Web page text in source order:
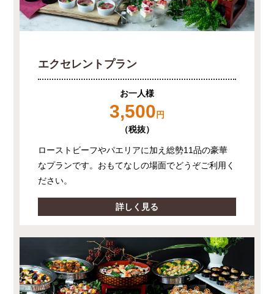
エクセレントプラン
お一人様
3,500 円
（税抜）
ローストビーフやパエリアに加え総勢11品の豪華
なプランです。おもてなしの場面でどうぞご利用く
ださい。
詳しく見る